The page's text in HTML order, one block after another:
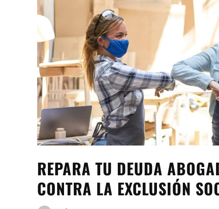
REPARA TU DEUDA
CONTRA LA EXCLUSIÓN